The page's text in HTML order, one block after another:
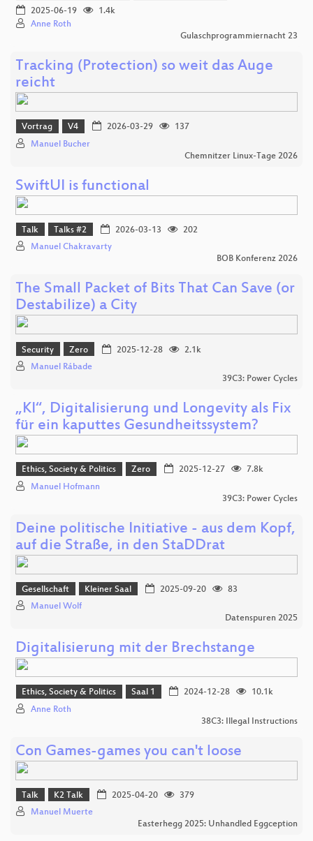
2025-06-19
1.4k
Anne Roth
Gulaschprogrammiernacht 23
Tracking (Protection) so weit das Auge
reicht
Vortrag V4 2026-03-29
137
Manuel Bucher
Chemnitzer Linux-Tage 2026
SwiftUI is functional
Talk Talks #2 2026-03-13
202
Manuel Chakravarty
BOB Konferenz 2026
The Small Packet of Bits That Can Save (or
Destabilize) a City
Security Zero 2025-12-28
2.1k
Manuel Rábade
39C3: Power Cycles
„KI“, Digitalisierung und Longevity als Fix
für ein kaputtes Gesundheitssystem?
Ethics, Society & Politics Zero 2025-12-27
7.8k
Manuel Hofmann
39C3: Power Cycles
Deine politische Initiative - aus dem Kopf,
auf die Straße, in den StaDDrat
Gesellschaft Kleiner Saal 2025-09-20
83
Manuel Wolf
Datenspuren 2025
Digitalisierung mit der Brechstange
Ethics, Society & Politics Saal 1 2024-12-28
10.1k
Anne Roth
38C3: Illegal Instructions
Con Games-games you can't loose
Talk K2 Talk 2025-04-20
379
Manuel Muerte
Easterhegg 2025: Unhandled Eggception